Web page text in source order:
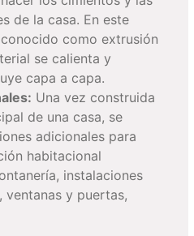
de la casa. En este
como extrusión
se calienta y
capa a capa.
Una vez construida
de una casa, se
adicionales para
habitacional
instalaciones
ventanas y puertas,